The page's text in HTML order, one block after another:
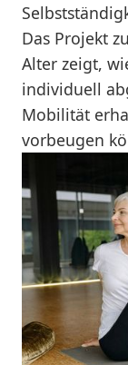
Das Projekt
Alter zeigt,
individuell
Mobilität
vorbeugen